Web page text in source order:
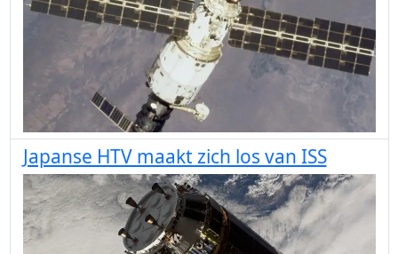
Japanse HTV maakt zich los van ISS